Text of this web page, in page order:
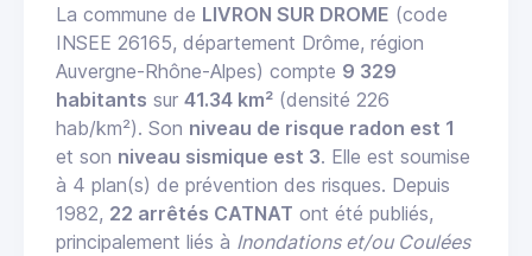
La commune de LIVRON SUR DROME (code
INSEE 26165, département Drôme, région
Auvergne-Rhône-Alpes) compte 9 329
habitants sur 41.34 km² (densité 226
hab/km²). Son niveau de risque radon est 1
et son niveau sismique est 3. Elle est soumise
à 4 plan(s) de prévention des risques. Depuis
1982, 22 arrêtés CATNAT ont été publiés,
principalement liés à Inondations et/ou Coulées